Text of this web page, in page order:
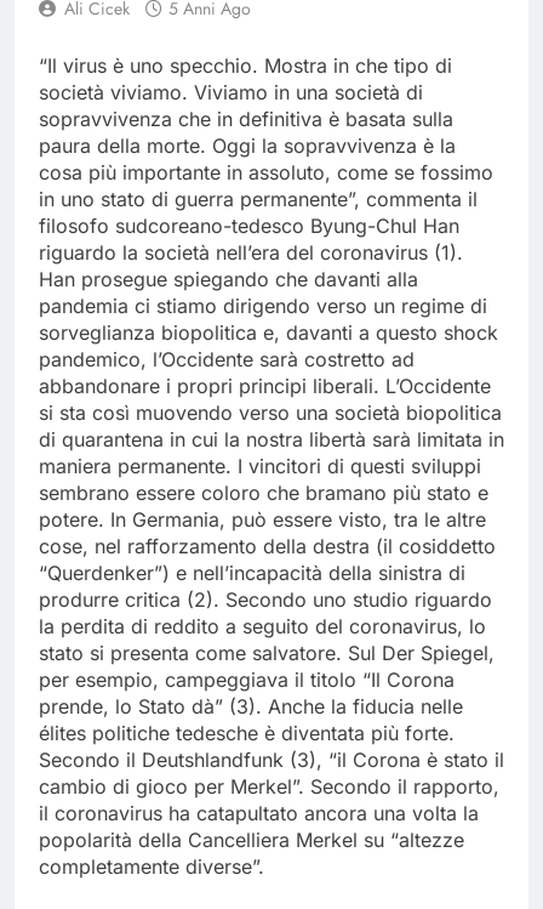
Ali Cicek 5 Anni Ago
“Il virus è uno specchio. Mostra in che tipo di
società viviamo. Viviamo in una società di
sopravvivenza che in definitiva è basata sulla
paura della morte. Oggi la sopravvivenza è la
cosa più importante in assoluto, come se fossimo
in uno stato di guerra permanente”, commenta il
filosofo sudcoreano-tedesco Byung-Chul Han
riguardo la società nell’era del coronavirus (1).
Han prosegue spiegando che davanti alla
pandemia ci stiamo dirigendo verso un regime di
sorveglianza biopolitica e, davanti a questo shock
pandemico, l’Occidente sarà costretto ad
abbandonare i propri principi liberali. L’Occidente
si sta così muovendo verso una società biopolitica
di quarantena in cui la nostra libertà sarà limitata in
maniera permanente. I vincitori di questi sviluppi
sembrano essere coloro che bramano più stato e
potere. In Germania, può essere visto, tra le altre
cose, nel rafforzamento della destra (il cosiddetto
“Querdenker”) e nell’incapacità della sinistra di
produrre critica (2). Secondo uno studio riguardo
la perdita di reddito a seguito del coronavirus, lo
stato si presenta come salvatore. Sul Der Spiegel,
per esempio, campeggiava il titolo “Il Corona
prende, lo Stato dà” (3). Anche la fiducia nelle
élites politiche tedesche è diventata più forte.
Secondo il Deutshlandfunk (3), “il Corona è stato il
cambio di gioco per Merkel”. Secondo il rapporto,
il coronavirus ha catapultato ancora una volta la
popolarità della Cancelliera Merkel su “altezze
completamente diverse”.